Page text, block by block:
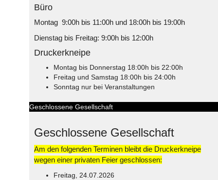
Büro
Montag 9:00h bis 11:00h und 18:00h bis 19:00h
Dienstag bis Freitag: 9:00h bis 12:00h
Druckerkneipe
Montag bis Donnerstag 18:00h bis 22:00h
Freitag und Samstag 18:00h bis 24:00h
Sonntag nur bei Veranstaltungen
Geschlossene Gesellschaft
Geschlossene Gesellschaft
Am den folgenden Terminen bleibt die Druckerkneipe
wegen einer privaten Feier geschlossen:
Freitag, 24.07.2026